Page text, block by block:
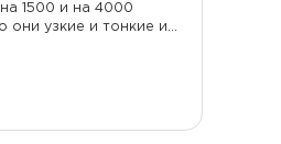
1500 и на 4000
они узкие и тонкие и
Plonq с
отказываются
в дизайне